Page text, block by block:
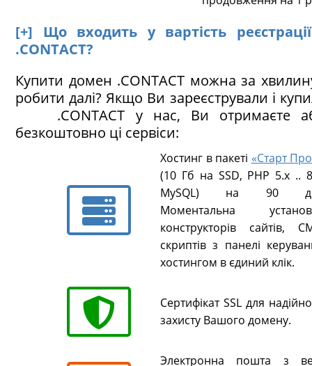
[+] Що входить у вартість
.CONTACT?
Купити домен .CONTACT можна за
робити далі? Якщо Ви зареєстрували і
.CONTACT у нас, Ви отримаєте
безкоштовно ці сервіси:
Хостинг в пакеті «Старт
(10 Гб на SSD, PHP 5.х ..
MySQL) на 90
Моментальна
конструкторів сайтів,
скриптів з панелі
хостингом в єдиний клік.
Сертифікат SSL для
захисту Вашого домену.
Электронна пошта з